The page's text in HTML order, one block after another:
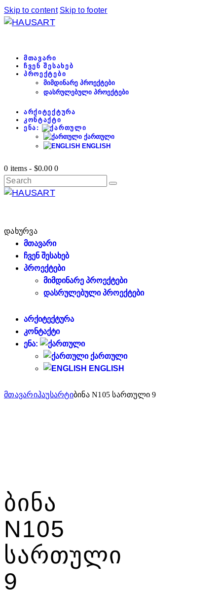
Skip to content Skip to footer
ᲛᲗᲐᲕᲐᲠᲘ
ᲩᲕᲔᲜ ᲨᲔᲡᲐᲮᲔᲑ
ᲞᲠᲝᲔᲥᲢᲔᲑᲘ
ᲛᲘᲛᲓᲘᲜᲐᲠᲔ ᲞᲠᲝᲔᲥᲢᲔᲑᲘ
ᲓᲐᲡᲠᲣᲚᲔᲑᲣᲚᲘ ᲞᲠᲝᲔᲥᲢᲔᲑᲘ
ᲐᲠᲥᲘᲢᲔᲥᲢᲣᲠᲐ
ᲙᲝᲜᲢᲐᲥᲢᲘ
ᲔᲜᲐ:
ᲥᲐᲠᲗᲣᲚᲘ
ENGLISH
0 items- $0.00 0
დახურვა
ᲛᲗᲐᲕᲐᲠᲘ
ᲩᲕᲔᲜ ᲨᲔᲡᲐᲮᲔᲑ
ᲞᲠᲝᲔᲥᲢᲔᲑᲘ
ᲛᲘᲛᲓᲘᲜᲐᲠᲔ ᲞᲠᲝᲔᲥᲢᲔᲑᲘ
ᲓᲐᲡᲠᲣᲚᲔᲑᲣᲚᲘ ᲞᲠᲝᲔᲥᲢᲔᲑᲘ
ᲐᲠᲥᲘᲢᲔᲥᲢᲣᲠᲐ
ᲙᲝᲜᲢᲐᲥᲢᲘ
ᲔᲜᲐ:
ᲥᲐᲠᲗᲣᲚᲘ
ENGLISH
მთავარიჰაუსარტიბინა N105 სართული 9
Ბინა
N105
Სართული
9